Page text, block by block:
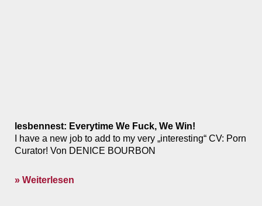
lesbennest: Everytime We Fuck, We Win!
I have a new job to add to my very „interesting“ CV: Porn
Curator! Von DENICE BOURBON
» Weiterlesen